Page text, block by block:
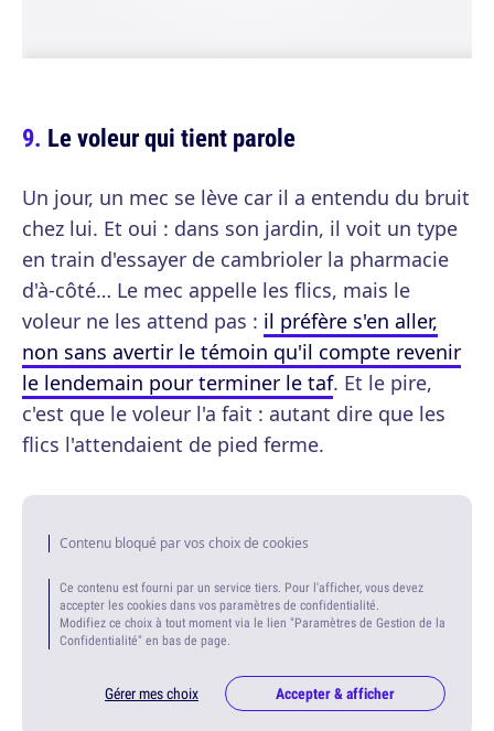
Le voleur qui tient parole
Un jour, un mec se lève car il a entendu du bruit
chez lui. Et oui : dans son jardin, il voit un type
en train d'essayer de cambrioler la pharmacie
d'à-côté… Le mec appelle les flics, mais le
voleur ne les attend pas : il préfère s'en aller,
non sans avertir le témoin qu'il compte revenir
le lendemain pour terminer le taf. Et le pire,
c'est que le voleur l'a fait : autant dire que les
flics l'attendaient de pied ferme.
Contenu bloqué par vos choix de cookies
Ce contenu est fourni par un service tiers. Pour l'afficher, vous devez
accepter les cookies dans vos paramètres de confidentialité.
Modifiez ce choix à tout moment via le lien "Paramètres de Gestion de la
Confidentialité" en bas de page.
Gérer mes choix Accepter & afficher